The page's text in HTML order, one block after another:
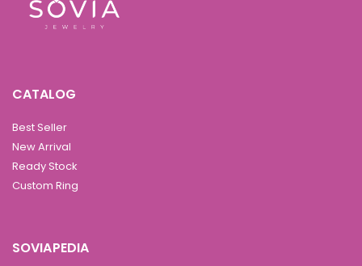
CATALOG
Best Seller
New Arrival
Ready Stock
Custom Ring
SOVIAPEDIA